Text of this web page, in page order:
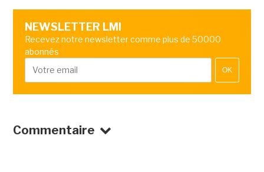
NEWSLETTER LMI
Recevez notre newsletter comme plus de 50000
abonnés
OK
Commentaire